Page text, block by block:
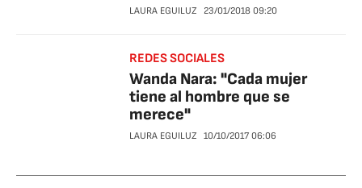
LAURA EGUILUZ 23/01/2018 09:20
REDES SOCIALES
Wanda Nara: "Cada mujer
tiene al hombre que se
merece"
LAURA EGUILUZ 10/10/2017 06:06